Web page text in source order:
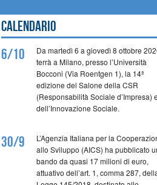
Calendario
6/10
Da martedì 6 a giovedì 8 ottobre
terrà a Milano, presso l’Università
Bocconi (Via Roentgen 1), la 14ª
edizione del Salone della CSR
(Responsabilità Sociale d’Impresa) e
dell’Innovazione Sociale.
30/9
L’Agenzia Italiana per la
allo Sviluppo (AICS) ha pubblicato
bando da quasi 17 milioni di euro,
attuativo dell’art. 1, comma 287,